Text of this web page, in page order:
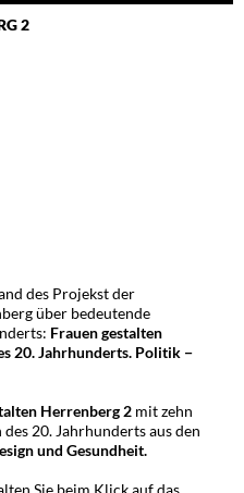
2
des Projekst der
über bedeutende
Frauen gestalten
20. Jahrhunderts. Politik −
Herrenberg 2 mit zehn
20. Jahrhunderts aus den
und Gesundheit.
Sie beim Klick auf das